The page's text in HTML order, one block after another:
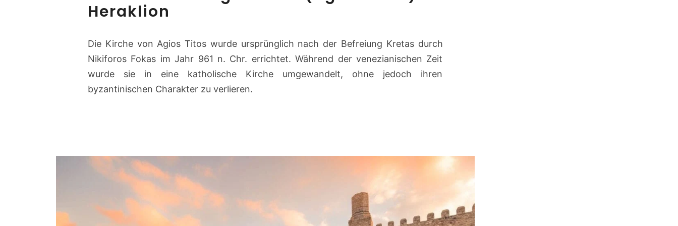
e
d
e
g
Heraklion
Die Kirche von Agios Titos wurde ursprünglich nach der Befreiung Kretas durch
Nikiforos Fokas im Jahr 961 n. Chr. errichtet. Während der venezianischen Zeit
wurde sie in eine katholische Kirche umgewandelt, ohne jedoch ihren
byzantinischen Charakter zu verlieren.